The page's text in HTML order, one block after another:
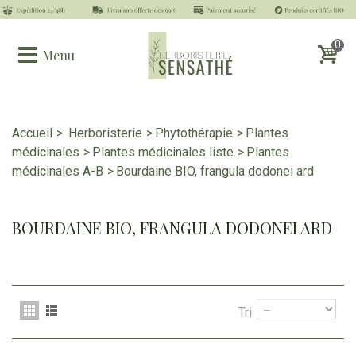
Menu
0
Accueil > Herboristerie > Phytothérapie > Plantes
médicinales > Plantes médicinales liste > Plantes
médicinales A-B > Bourdaine BIO, frangula dodonei ard
BOURDAINE BIO, FRANGULA DODONEI ARD
Tri